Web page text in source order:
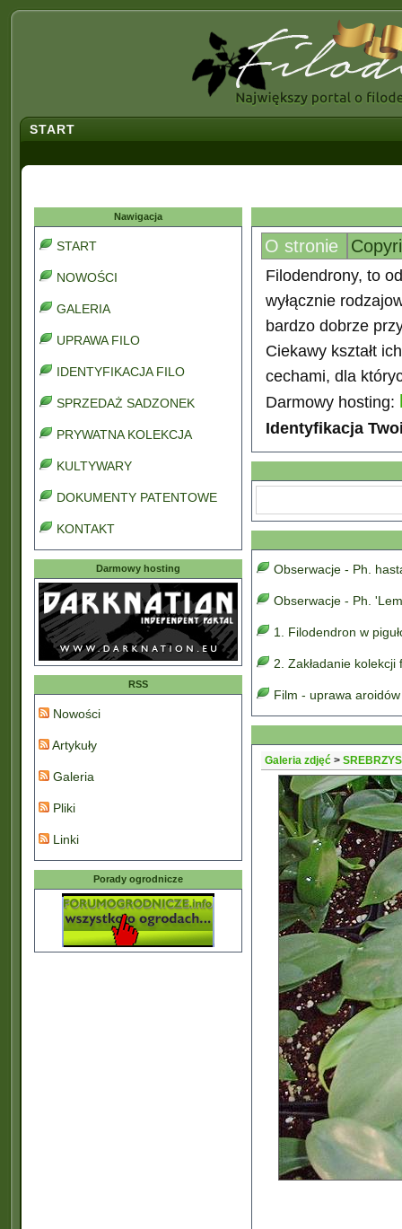
START
Nawigacja
START
NOWOŚCI
GALERIA
UPRAWA FILO
IDENTYFIKACJA FILO
SPRZEDAŻ SADZONEK
PRYWATNA KOLEKCJA
KULTYWARY
DOKUMENTY PATENTOWE
KONTAKT
Darmowy hosting
RSS
Nowości
Artykuły
Galeria
Pliki
Linki
Porady ogrodnicze
O stronie
Filodendrony, to
wyłącznie
bardzo dobrze
Ciekawy kształt
cechami, dla
Darmowy hosting:
Identyfikacja
Obserwacje - Ph.
Obserwacje - Ph.
1. Filodendron w
2. Zakładanie
Film - uprawa
Galeria zdjęć >